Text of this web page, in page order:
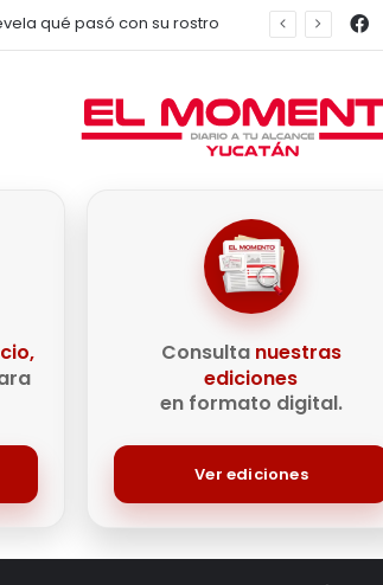
Consulta nuestras
ediciones
en formato digital.
Ver ediciones